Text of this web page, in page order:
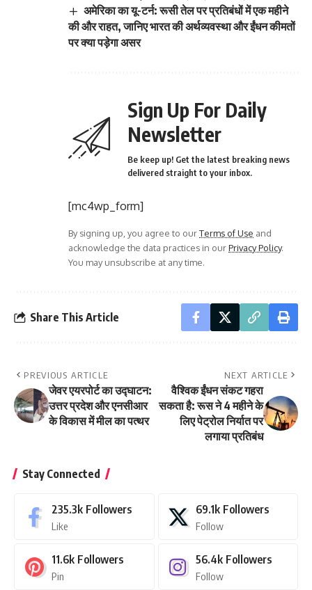
अमेरिका का यू-टर्न: रूसी तेल पर प्रतिबंधों में एक महीने
की और राहत, जानिए भारत की अर्थव्यवस्था और ईंधन कीमतों
पर क्या पड़ेगा असर
Sign Up For Daily
Newsletter
Be keep up! Get the latest breaking news
delivered straight to your inbox.
[mc4wp_form]
By signing up, you agree to ourTerms of Use and
acknowledge the data practices in ourPrivacy Policy.
You may unsubscribe at any time.
Share This Article
PREVIOUS ARTICLE
जेवर एयरपोर्ट का उद्घाटन:
उत्तर प्रदेश और एनसीआर
के विकास में मील का पत्थर
NEXT ARTICLE
वैश्विक ईंधन संकट गहरा
सकता है: रूस ने 4 महीने के
लिए पेट्रोल निर्यात पर
लगाया प्रतिबंध
Stay Connected
235.3k Followers
Like
69.1k Followers
Follow
11.6k Followers
Pin
56.4k Followers
Follow